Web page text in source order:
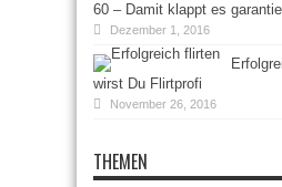
60 – Damit klappt es
Dezember 1, 2016
wirst Du Flirtprofi
November 26, 2016
THEMEN